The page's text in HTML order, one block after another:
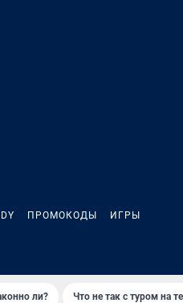
ПРОМОКОДЫ ИГРЫ
ли? Что не так с туром на